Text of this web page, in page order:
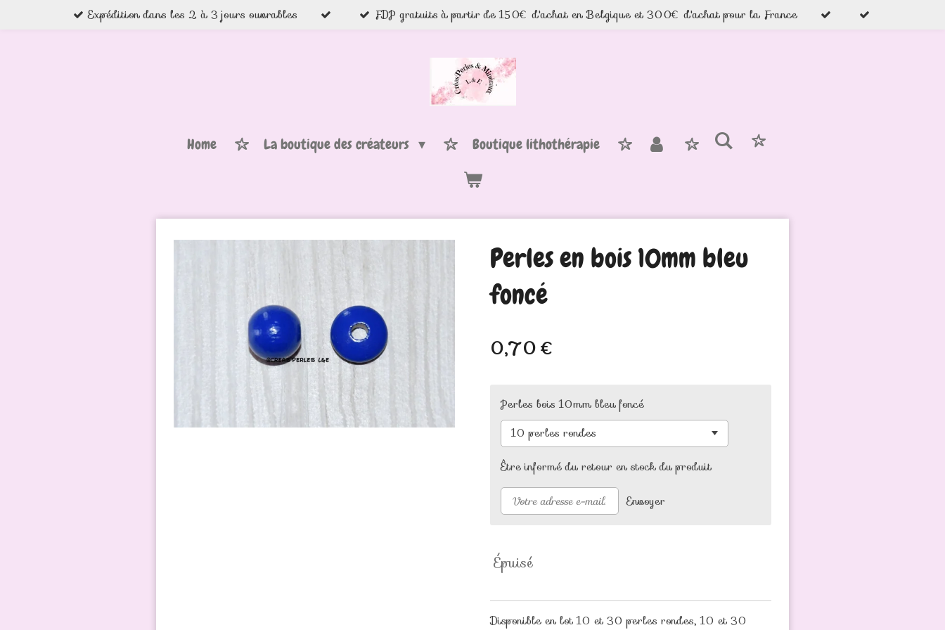
Expédition dans les 2 à 3 jours ouvrables FDP gratuits à partir de 150€ d'achat en Belgique et 300€ d'achat pour la France
Home La boutique des créateurs Boutique lithothérapie
Perles en bois 10mm bleu
foncé
0,70 €
Perles bois 10mm bleu foncé
Être informé du retour en stock du produit
Envoyer
Épuisé
Disponible en lot 10 et 30 perles rondes, 10 et 30